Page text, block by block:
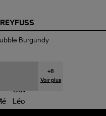
Burgundy
+8
Voir plus